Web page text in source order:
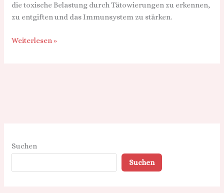
die toxische Belastung durch Tätowierungen zu erkennen,
zu entgiften und das Immunsystem zu stärken.
Weiterlesen »
Suchen
Suchen